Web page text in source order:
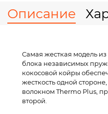
Описание
Самая жесткая модель
блока независимых
кокосовой койры
жесткость одной
волокном Thermo Plus,
второй.